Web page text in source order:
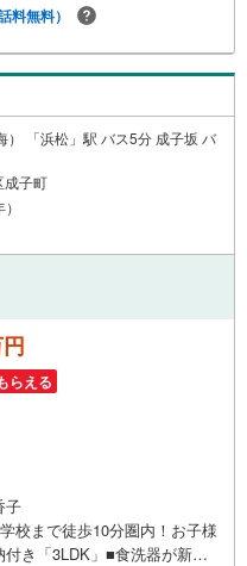
ムを行っています。新築購入
ております。ぜひご家族そろ
間 午前9時00分～午後6時30
帯はお電話でのお問い合わせ
。右下の電話ボタンをタッ
ださい。
料無料）
） 「浜松」駅 バス5分 成子坂 バ
成子町
らえる
子
校まで徒歩10分圏内！お子様
き「3LDK」■食洗器が新規